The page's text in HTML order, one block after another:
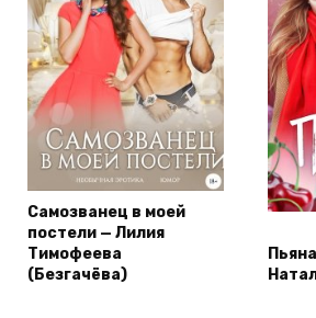
Самозванец в моей
постели — Лилия
Тимофеева
(Безгачёва)